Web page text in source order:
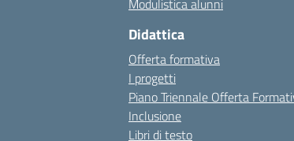
Modulistica alunni
Didattica
Offerta formativa
I progetti
Piano Triennale Offerta
Inclusione
Libri di testo